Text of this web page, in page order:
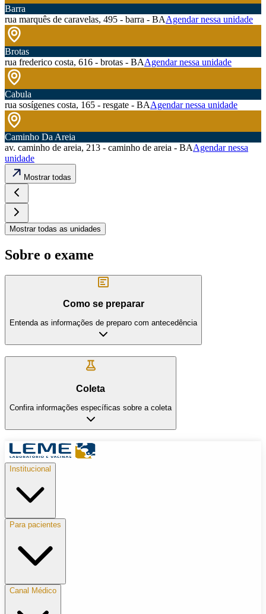
Barra
rua marquês de caravelas, 495 - barra - BAAgendar nessa unidade
Brotas
rua frederico costa, 616 - brotas - BAAgendar nessa unidade
Cabula
rua sosígenes costa, 165 - resgate - BAAgendar nessa unidade
Caminho Da Areia
av. caminho de areia, 213 - caminho de areia - BAAgendar nessa
unidade
Mostrar todas
Mostrar todas as unidades
Sobre o exame
Como se preparar
Entenda as informações de preparo com antecedência
Coleta
Confira informações específicas sobre a coleta
Institucional
Para pacientes
Canal Médico